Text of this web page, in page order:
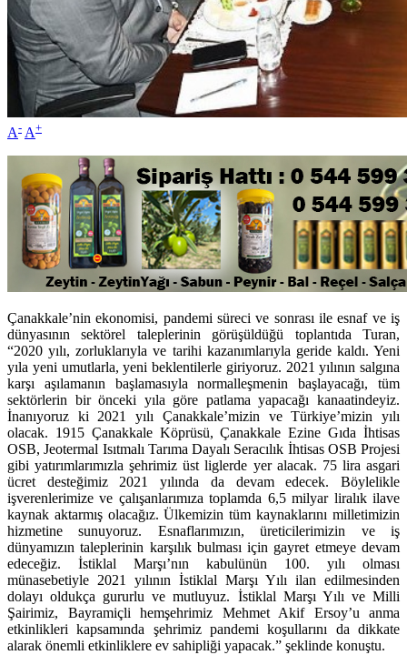
A- A+
Çanakkale’nin ekonomisi, pandemi süreci ve sonrası ile esnaf ve iş
dünyasının sektörel taleplerinin görüşüldüğü toplantıda Turan,
“2020 yılı, zorluklarıyla ve tarihi kazanımlarıyla geride kaldı. Yeni
yıla yeni umutlarla, yeni beklentilerle giriyoruz. 2021 yılının salgına
karşı aşılamanın başlamasıyla normalleşmenin başlayacağı, tüm
sektörlerin bir önceki yıla göre patlama yapacağı kanaatindeyiz.
İnanıyoruz ki 2021 yılı Çanakkale’mizin ve Türkiye’mizin yılı
olacak. 1915 Çanakkale Köprüsü, Çanakkale Ezine Gıda İhtisas
OSB, Jeotermal Isıtmalı Tarıma Dayalı Seracılık İhtisas OSB Projesi
gibi yatırımlarımızla şehrimiz üst liglerde yer alacak. 75 lira asgari
ücret desteğimiz 2021 yılında da devam edecek. Böylelikle
işverenlerimize ve çalışanlarımıza toplamda 6,5 milyar liralık ilave
kaynak aktarmış olacağız. Ülkemizin tüm kaynaklarını milletimizin
hizmetine sunuyoruz. Esnaflarımızın, üreticilerimizin ve iş
dünyamızın taleplerinin karşılık bulması için gayret etmeye devam
edeceğiz. İstiklal Marşı’nın kabulünün 100. yılı olması
münasebetiyle 2021 yılının İstiklal Marşı Yılı ilan edilmesinden
dolayı oldukça gururlu ve mutluyuz. İstiklal Marşı Yılı ve Milli
Şairimiz, Bayramiçli hemşehrimiz Mehmet Akif Ersoy’u anma
etkinlikleri kapsamında şehrimiz pandemi koşullarını da dikkate
alarak önemli etkinliklere ev sahipliği yapacak.” şeklinde konuştu.